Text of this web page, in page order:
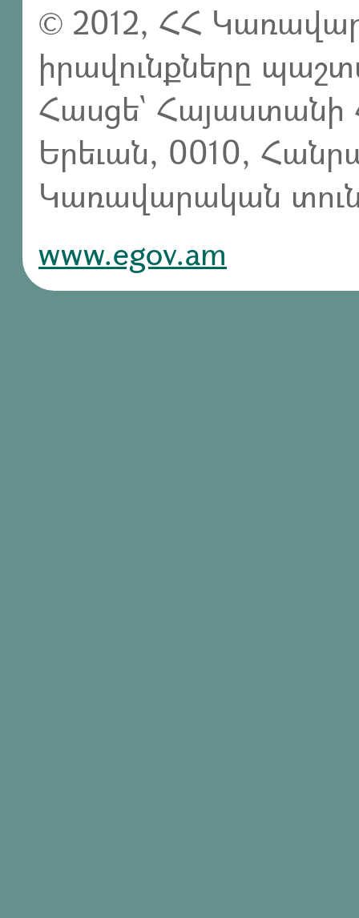
© 2012, ՀՀ
իրավունքները
Հասցե` Հայաստանի
Երեւան, 0010,
Կառավարական
www.egov.am